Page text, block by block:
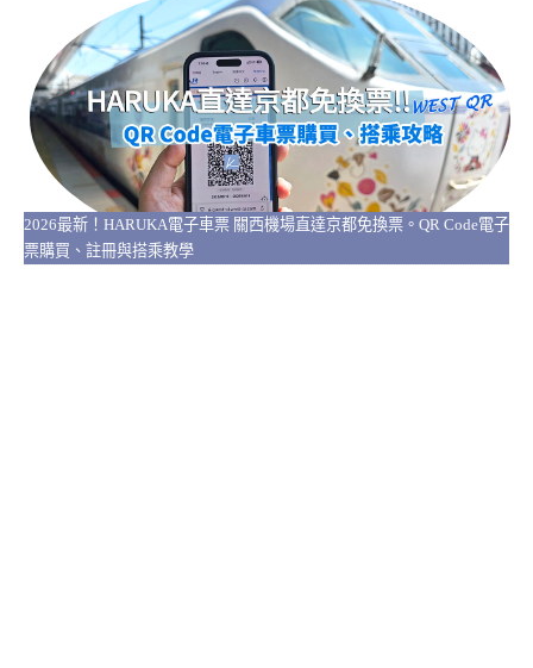
2026最新！HARUKA電子車票 關西機場直達京都免換票。QR Code電子
票購買、註冊與搭乘教學